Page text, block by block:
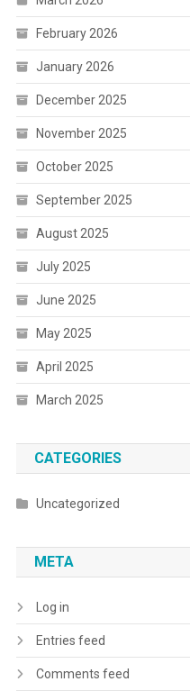
February 2026
January 2026
December 2025
November 2025
October 2025
September 2025
August 2025
July 2025
June 2025
May 2025
April 2025
March 2025
CATEGORIES
Uncategorized
META
Log in
Entries feed
Comments feed